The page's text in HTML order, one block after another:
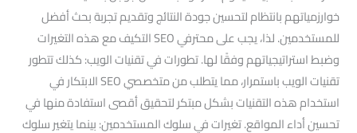
خوارزمياتهم بانتظام لتحسين جودة النتائج وتقديم تجربة بحث أفضل
للمستخدمين. لذا، يجب على محترفي SEO التكيف مع هذه التغيرات
وضبط استراتيجياتهم وفقًا لها. تطورات في تقنيات الويب: كذلك تتطور
تقنيات الويب باستمرار، مما يتطلب من متخصصي SEO الابتكار في
استخدام هذه التقنيات بشكل مبتكر لتحقيق أقصى استفادة منها في
تحسين أداء المواقع. تغيرات في سلوك المستخدمين: بينما يتغير سلوك